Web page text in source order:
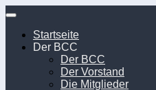
Unter
Inhalt
Startseite
Der BCC
Der BCC
Der Vorstand
Die Mitglieder